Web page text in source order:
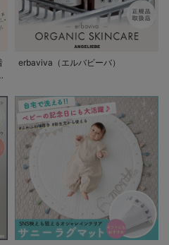
erbaviva（エルバビーバ）